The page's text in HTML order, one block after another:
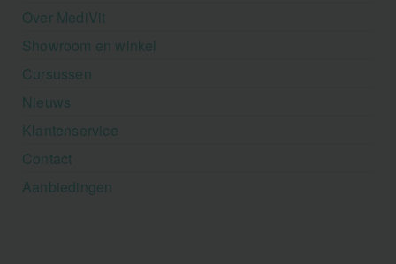
Over MediVit
Showroom en winkel
Cursussen
Nieuws
Klantenservice
Contact
Aanbiedingen